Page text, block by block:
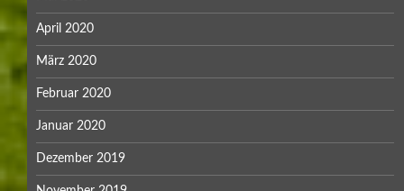
April 2020
März 2020
Februar 2020
Januar 2020
Dezember 2019